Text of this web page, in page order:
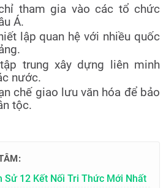
tham gia vào các tổ chức
Á.
lập quan hệ với nhiều quốc
trung xây dựng liên minh
nước.
chế giao lưu văn hóa để bảo
tộc.
Sử 12 Kết Nối Tri Thức Mới Nhất